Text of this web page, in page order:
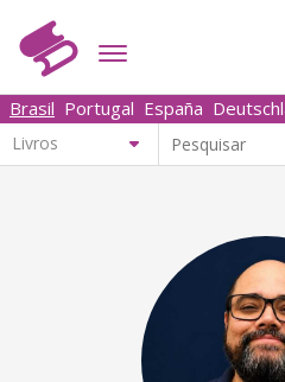
Brasil Portugal España